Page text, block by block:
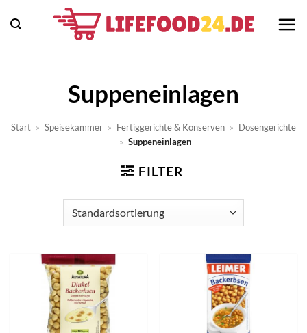
Inhalt
Suppeneinlagen
Start » Speisekammer » Fertiggerichte & Konserven » Dosengerichte
» Suppeneinlagen
FILTER